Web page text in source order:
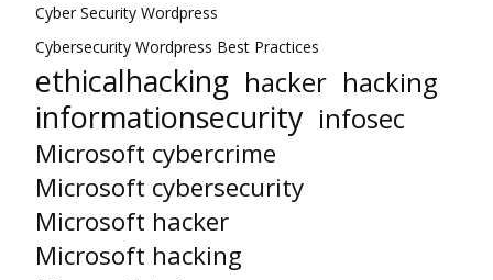
Cyber Security Wordpress
Cybersecurity Wordpress Best Practices
ethicalhacking hacker hacking
informationsecurity infosec
Microsoft cybercrime
Microsoft cybersecurity
Microsoft hacker
Microsoft hacking